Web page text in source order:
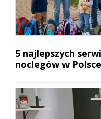
5 najlepszych
noclegów w